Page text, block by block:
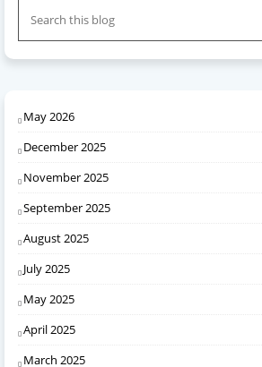
May 2026
December 2025
November 2025
September 2025
August 2025
July 2025
May 2025
April 2025
March 2025